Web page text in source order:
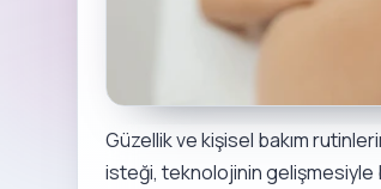
Güzellik ve kişisel bakım
isteği, teknolojinin gelişmesiyle